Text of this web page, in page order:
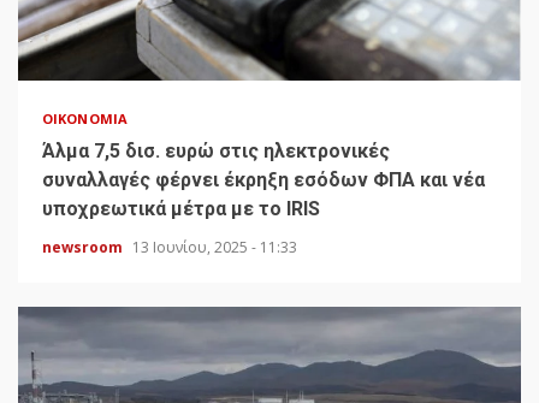
ΟΙΚΟΝΟΜΊΑ
Άλμα 7,5 δισ. ευρώ στις ηλεκτρονικές
συναλλαγές φέρνει έκρηξη εσόδων ΦΠΑ και νέα
υποχρεωτικά μέτρα με το IRIS
newsroom 13 Ιουνίου, 2025 - 11:33